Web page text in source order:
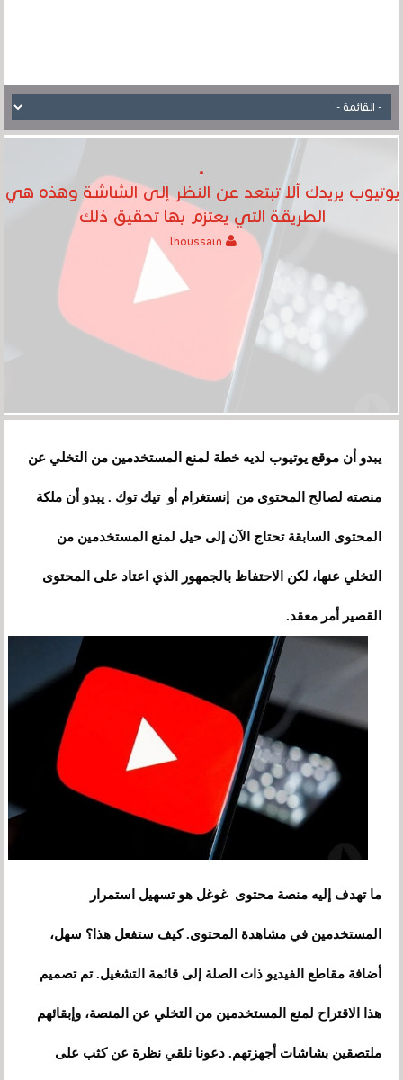
يوتيوب يريدك ألا تبتعد عن النظر إلى الشاشة وهذه هي
الطريقة التي يعتزم بها تحقيق ذلك
يبدو أن موقع يوتيوب لديه خطة لمنع المستخدمين من التخلي عن
منصته لصالح المحتوى من إنستغرام أو تيك توك . يبدو أن ملكة
المحتوى السابقة تحتاج الآن إلى حيل لمنع المستخدمين من
التخلي عنها، لكن الاحتفاظ بالجمهور الذي اعتاد على المحتوى
القصير أمر معقد.
ما تهدف إليه منصة محتوى غوغل هو تسهيل استمرار
المستخدمين في مشاهدة المحتوى. كيف ستفعل هذا؟ سهل،
أضافة مقاطع الفيديو ذات الصلة إلى قائمة التشغيل. تم تصميم
هذا الاقتراح لمنع المستخدمين من التخلي عن المنصة، وإبقائهم
ملتصقين بشاشات أجهزتهم. دعونا نلقي نظرة عن كثب على